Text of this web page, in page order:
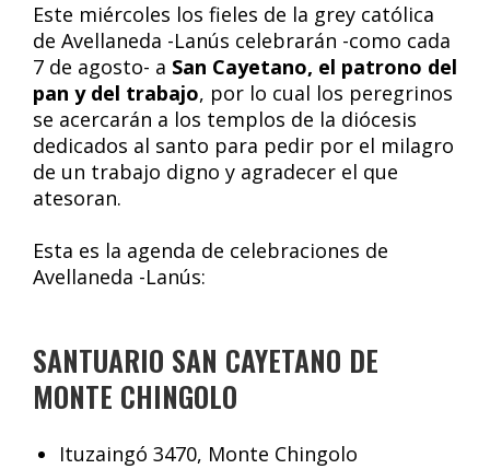
Este miércoles los fieles de la grey católica
de Avellaneda -Lanús celebrarán -como cada
7 de agosto- a San Cayetano, el patrono del
pan y del trabajo, por lo cual los peregrinos
se acercarán a los templos de la diócesis
dedicados al santo para pedir por el milagro
de un trabajo digno y agradecer el que
atesoran.
Esta es la agenda de celebraciones de
Avellaneda -Lanús:
SANTUARIO SAN CAYETANO DE
MONTE CHINGOLO
Ituzaingó 3470, Monte Chingolo